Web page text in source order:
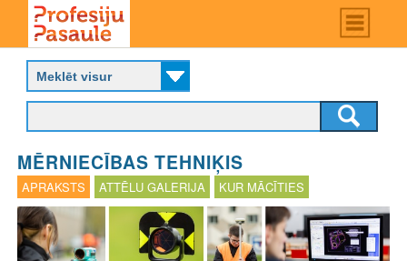
main
content
Main
menu
P
o
f
e
s
i
j
u
p
a
MĒRNIECĪBAS TEHNIĶIS
APRAKSTS ATTĒLU GALERIJA KUR MĀCĪTIES